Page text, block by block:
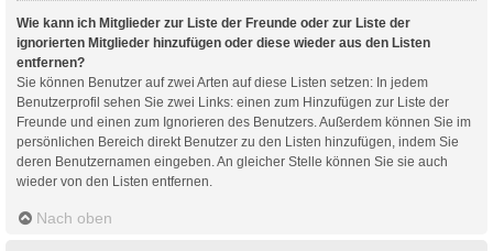
Wie kann ich Mitglieder zur Liste der Freunde oder zur Liste der
ignorierten Mitglieder hinzufügen oder diese wieder aus den Listen
entfernen?
Sie können Benutzer auf zwei Arten auf diese Listen setzen: In jedem
Benutzerprofil sehen Sie zwei Links: einen zum Hinzufügen zur Liste der
Freunde und einen zum Ignorieren des Benutzers. Außerdem können Sie im
persönlichen Bereich direkt Benutzer zu den Listen hinzufügen, indem Sie
deren Benutzernamen eingeben. An gleicher Stelle können Sie sie auch
wieder von den Listen entfernen.
Nach oben